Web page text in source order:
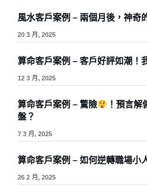
風水客戶案例 – 兩個月後，神奇
20 3 月, 2025
算命客戶案例 – 客戶好評如潮！
12 3 月, 2025
算命客戶案例 – 驚險
！預言解
盤？
7 3 月, 2025
算命客戶案例 – 如何逆轉職場小
26 2 月, 2025